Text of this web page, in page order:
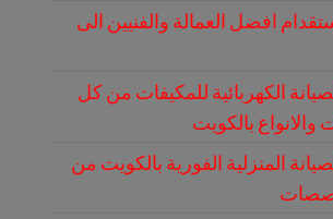
افضل العمالة والفنيين الى
الكهربائية للمكيفات من كل
والانواع بالكويت
المنزلية الفورية بالكويت من